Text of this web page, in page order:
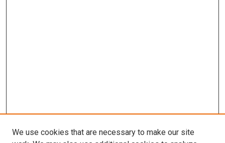
We use cookies that are necessary to make our site